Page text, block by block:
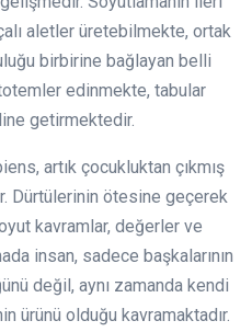
aletler üretebilmekte, ortak
birbirine bağlayan belli
edinmekte, tabular
getirmektedir.
artık çocukluktan çıkmış
Dürtülerinin ötesine geçerek
kavramlar, değerler ve
insan, sadece başkalarının
değil, aynı zamanda kendi
ürünü olduğu kavramaktadır.